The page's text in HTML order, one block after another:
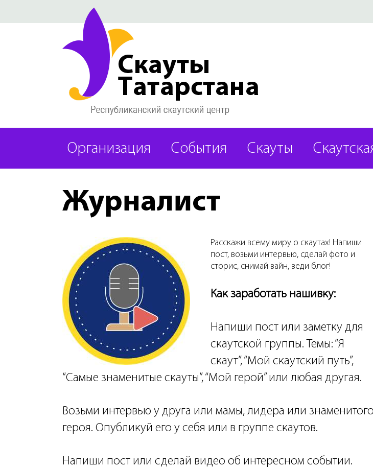
Организация События Скауты
Журналист
Расскажи всему миру о скаутах! Напиши
пост, возьми интервью, сделай фото и
сторис, снимай вайн, веди блог!
Как заработать нашивку:
Напиши пост или заметку для
скаутской группы. Темы: “Я
скаут”, “Мой скаутский путь”,
“Самые знаменитые скауты”, “Мой герой” или любая другая.
Возьми интервью у друга или мамы, лидера или знаменитого
героя. Опубликуй его у себя или в группе скаутов.
Напиши пост или сделай видео об интересном событии.